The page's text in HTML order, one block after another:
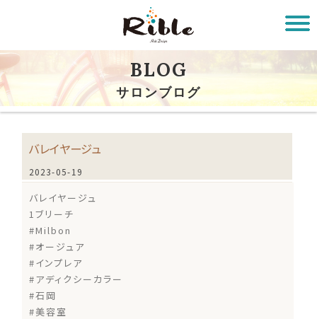
BLOG
サロンブログ
バレイヤージュ
2023-05-19
バレイヤージュ
1ブリーチ
#Milbon
#オージュア
#インプレア
#アディクシーカラー
#石岡
#美容室